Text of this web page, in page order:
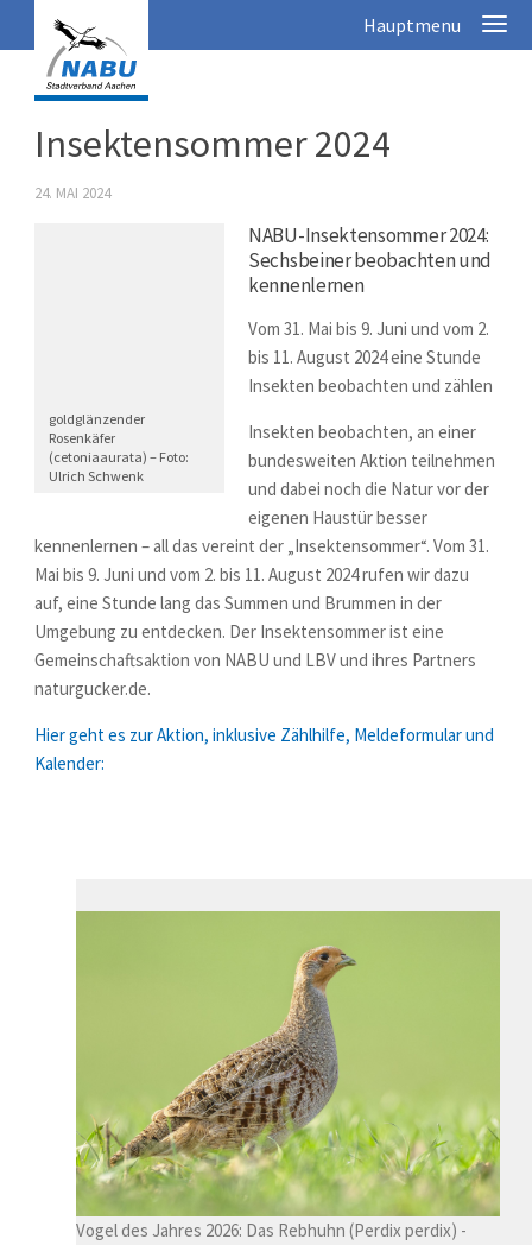
Insektensommer 2024
24. MAI 2024
goldglänzender
Rosenkäfer
(cetoniaaurata) – Foto:
Ulrich Schwenk
NABU-Insektensommer 2024:
Sechsbeiner beobachten und
kennenlernen
Vom 31. Mai bis 9. Juni und vom 2.
bis 11. August 2024eine Stunde
Insekten beobachten und zählen
Insekten beobachten, an einer
bundesweiten Aktion teilnehmen
und dabei noch die Natur vor der
eigenen Haustür besser
kennenlernen – all das vereint der „Insektensommer“. Vom 31.
Mai bis 9. Juni und vom 2. bis 11. August 2024rufen wir dazu
auf, eine Stunde lang das Summen und Brummen in der
Umgebung zu entdecken. Der Insektensommer ist eine
Gemeinschaftsaktion von NABU und LBV und ihres Partners
naturgucker.de.
Hier geht es zur Aktion, inklusive Zählhilfe, Meldeformular und
Kalender:
Vogel des Jahres 2026: Das Rebhuhn (Perdix perdix) -